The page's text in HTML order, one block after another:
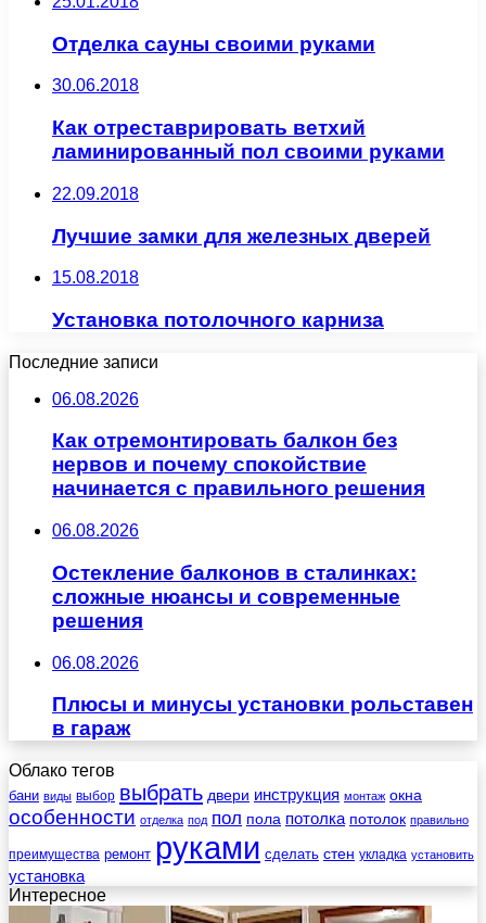
Отделка сауны своими руками
30.06.2018
Как отреставрировать ветхий
ламинированный пол своими руками
22.09.2018
Лучшие замки для железных дверей
15.08.2018
Установка потолочного карниза
Последние записи
06.08.2026
Как отремонтировать балкон без
нервов и почему спокойствие
начинается с правильного решения
06.08.2026
Остекление балконов в сталинках:
сложные нюансы и современные
решения
06.08.2026
Плюсы и минусы установки рольставен
в гараж
Облако тегов
бани виды выбор выбрать двери инструкция монтаж окна
особенности отделка под пол пола потолка потолок правильно
преимущества ремонт руками сделать стен укладка установить
установка
Интересное